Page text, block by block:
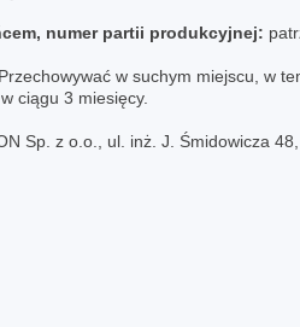
numer partii produkcyjnej:
Przechowywać w suchym miejscu, w
ciągu 3 miesięcy.
Sp. z o.o., ul. inż. J. Śmidowicza